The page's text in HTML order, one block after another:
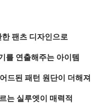
팬츠 디자인으로
를 연출해주는 아이템
드된 패턴 원단이 더해져
는 실루엣이 매력적